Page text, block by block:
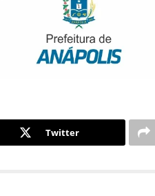
Twitter